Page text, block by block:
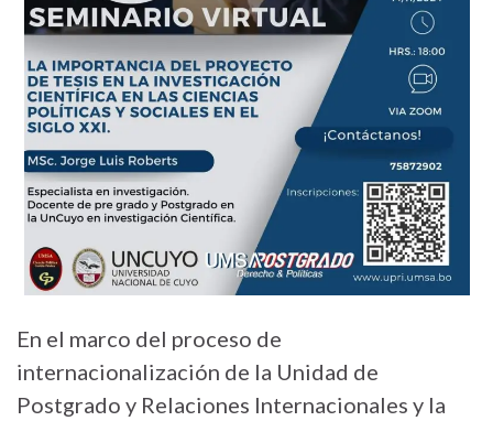
En el marco del proceso de
internacionalización de la Unidad de
Postgrado y Relaciones Internacionales y la